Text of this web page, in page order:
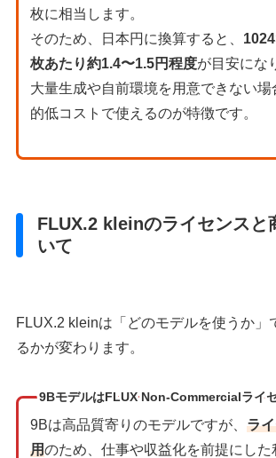
枚に相当します。
そのため、日本円に換算すると、
枚あたり約1.4〜1.5円程度が目安にな
大量生成や自前環境を用意できない場
的低コストで使えるのが特徴です。
FLUX.2 kleinのライセンスと
いて
FLUX.2 kleinは「どのモデルを使うか」
るかが変わります。
9BモデルはFLUX Non-Commercialライ
9Bは高品質寄りのモデルですが、ラ
用のため、仕事や収益化を前提にした